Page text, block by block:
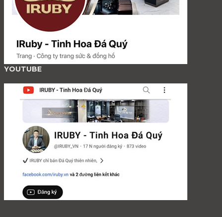
YOUTUBE